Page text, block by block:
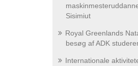
Sisimiut
Royal Greenlands
besøg af ADK
Internationale